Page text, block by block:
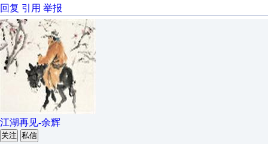
回复 引用 举报
江湖再见-余辉
关注 私信